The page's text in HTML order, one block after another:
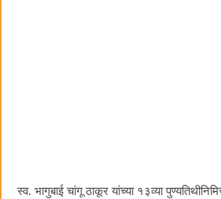
स्व. भागुबाई चांगू ठाकूर यांच्या १३व्या